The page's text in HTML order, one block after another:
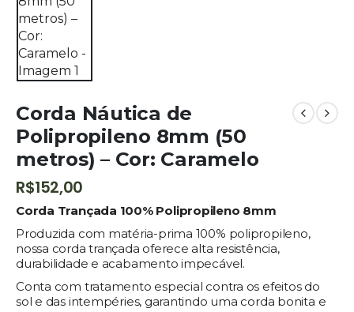
Corda Náutica de
Polipropileno 8mm (50
metros) – Cor: Caramelo
R$152,00
Corda Trançada 100% Polipropileno 8mm
Produzida com matéria-prima 100% polipropileno,
nossa corda trançada oferece alta resistência,
durabilidade e acabamento impecável.
Conta com tratamento especial contra os efeitos do
sol e das intempéries, garantindo uma corda bonita e